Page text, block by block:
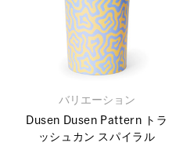
バリエーション
Dusen Dusen Pattern トラ
ッシュカン スパイラル